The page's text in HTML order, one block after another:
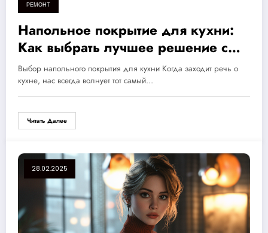
РЕМОНТ
Напольное покрытие для кухни:
Как выбрать лучшее решение с
учетом материалов и экспертов об
этом
Выбор напольного покрытия для кухни Когда заходит речь о
кухне, нас всегда волнует тот самый…
Читать Далее
28.02.2025